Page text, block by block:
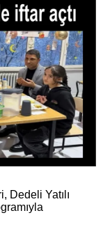
Dedeli Yatılı